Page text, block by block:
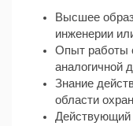
Высшее
инженерии
Опыт работы
аналогичной
Знание
области